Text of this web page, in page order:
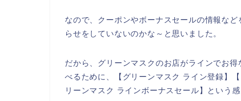
なので、クーポンやボーナスセールの情報な
らせをしていないのかな～と思いました。
だから、グリーンマスクのお店がラインでお
べるために、【グリーンマスク ライン登録】
リーンマスク ラインボーナスセール】という